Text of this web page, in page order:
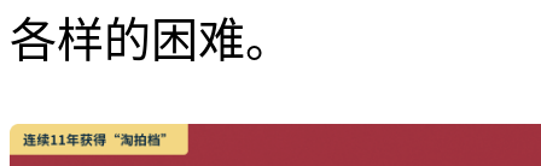
各样的困难。